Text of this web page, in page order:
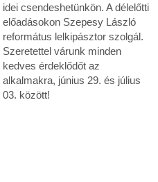
idei csendeshetünkön. A délelőtti
előadásokon Szepesy László
református lelkipásztor szolgál.
Szeretettel várunk minden
kedves érdeklődőt az
alkalmakra, június 29. és július
03. között!